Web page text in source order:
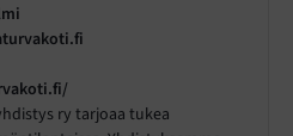
ry tarjoaa tukea